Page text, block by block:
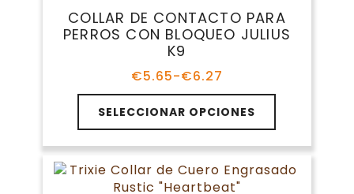
se
pueden
la
página
de
producto
COLLAR DE CONTACTO PARA
PERROS CON BLOQUEO JULIUS
K9
€5.65-€6.27
Rango
de
precios:
desde
€5.65
hasta
€6.27
SELECCIONAR OPCIONES
Este
producto
tiene
múltiples
variantes.